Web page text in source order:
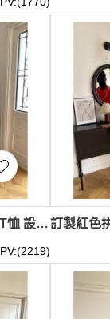
訂做純棉拼接圓領短袖T恤 設計女裝馬卡龍粉拼白藍 模特試穿 T恤供應商 IG-BD-UK23137
PV:(2219)